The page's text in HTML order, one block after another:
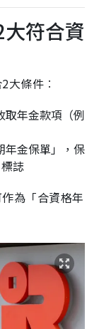
符合資
大條件︰
取年金款項（例
年金保單」，保
誌
為「合資格年